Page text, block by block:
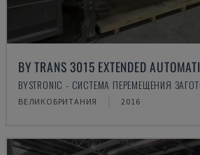
BY TRANS 3015 EXTENDED
BYSTRONIC - СИСТЕМА ПЕРЕМЕЩЕНИЯ
ВЕЛИКОБРИТАНИЯ 2016